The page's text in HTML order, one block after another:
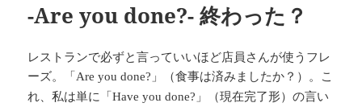
-Are you done?- 終わった？
レストランで必ずと言っていいほど店員さんが使うフレ
ーズ。「Are you done? 」（食事は済みましたか？）。こ
れ、私は単に「Have you done? 」（現在完了形）の言い